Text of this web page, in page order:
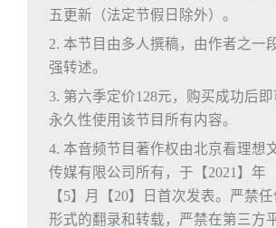
五更新（法定节假日除外）。
2. 本节目由多人撰稿，由作者之一
强转述。
3. 第六季定价128元，购买成功后即
永久性使用该节目所有内容。
4. 本音频节目著作权由北京看理想
传媒有限公司所有，于【2021】年
【5】月【20】日首次发表。严禁任
形式的翻录和转载，严禁在第三方